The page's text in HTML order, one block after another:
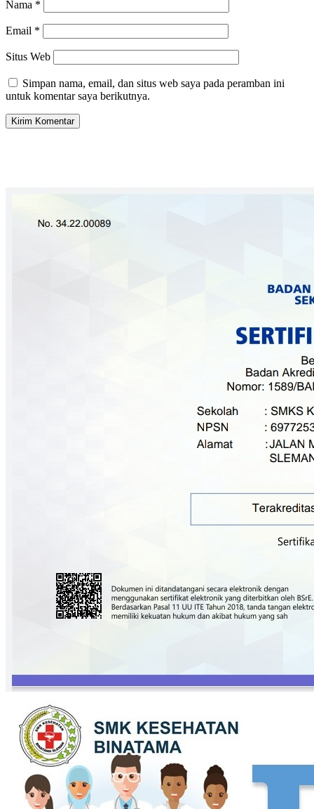
Nama *
Email *
Situs Web
Simpan nama, email, dan situs web saya pada peramban ini
untuk komentar saya berikutnya.